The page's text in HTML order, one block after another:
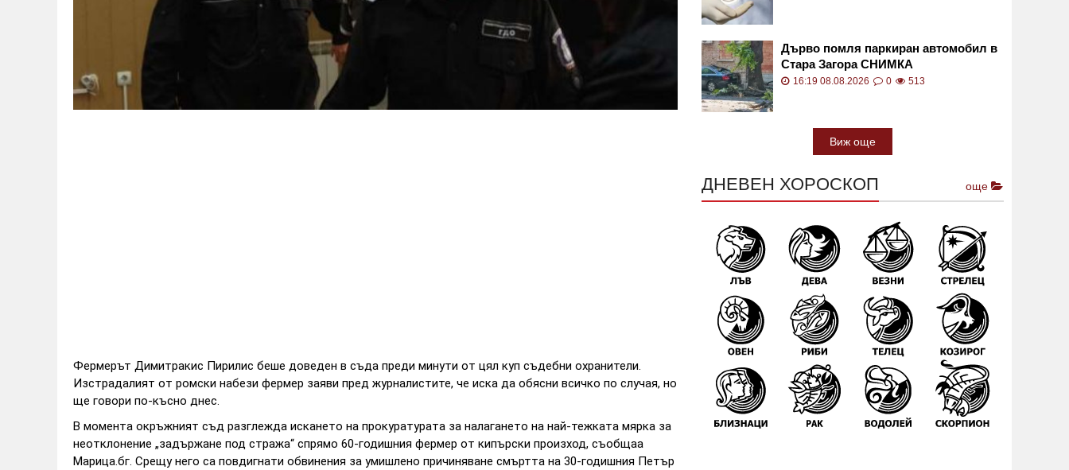
Фермерът Димитракис Пирилис беше доведен в съда преди минути от цял куп съдебни охранители.
Изстрадалият от ромски набези фермер заяви пред журналистите, че иска да обясни всичко по случая, но
ще говори по-късно днес.
В момента окръжният съд разглежда искането на прокуратурата за налагането на най-тежката мярка за
неотклонение „задържане под стража“ спрямо 60-годишния фермер от кипърски произход, съобщаа
Марица.бг. Срещу него са повдигнати обвинения за умишлено причиняване смъртта на 30-годишния Петър
Дърво помля паркиран автомобил в
Стара Загора СНИМКА
16:19 08.08.2026 0 513
Виж още
ДНЕВЕН ХОРОСКОП още